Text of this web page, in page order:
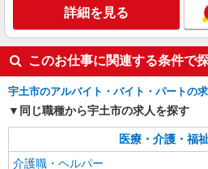
派遣社員
株式会社kotrio /●KM-H-2068910
宇土市の小さいデ
のみ◎夜はおうち
時給1450円〜
通費全支給(ガソリ
宇土市 【最寄り
詳細を見る
このお仕事に関連する条件で
宇土市のアルバイト・バイト・パートの
同じ職種から宇土市の求人を探す
医療・介護・福
介護職・ヘルパー